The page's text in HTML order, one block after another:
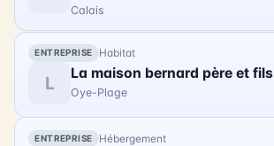
Calais
ENTREPRISE Habitat
L La maison bernard père et fils
Oye-Plage
ENTREPRISE Hébergement